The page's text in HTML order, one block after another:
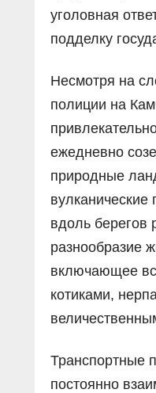
уголовная
подделку
Несмотря на
полиции на
ежедневно
природные
вулканические
вдоль берегов
разнообразие
включающее
котиками,
Транспортные
постоянно